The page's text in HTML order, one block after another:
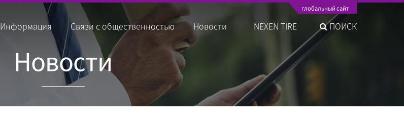
глобальный сайт
Информация Связи с общественностью Новости NEXEN TIRE ПОИСК
Новости